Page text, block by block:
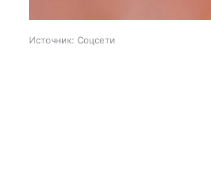
Источник: Соцсети